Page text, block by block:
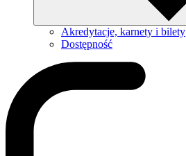
Akredytacje, karnety i bilety
Dostępność